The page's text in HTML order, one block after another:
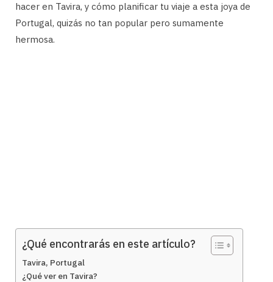
hacer en Tavira, y cómo planificar tu viaje a esta joya de
Portugal, quizás no tan popular pero sumamente
hermosa.
¿Qué encontrarás en este artículo?
Tavira, Portugal
¿Qué ver en Tavira?